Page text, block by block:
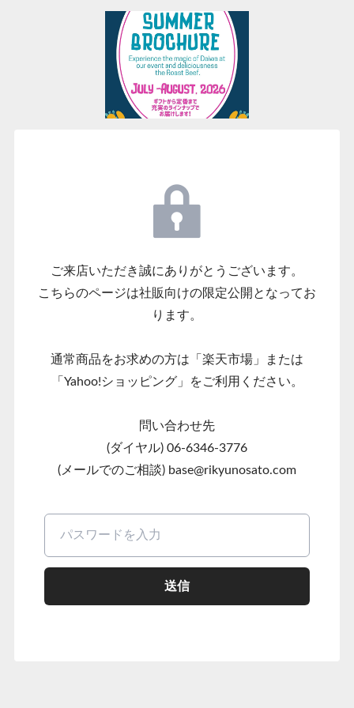
ご来店いただき誠にありがとうございます。
こちらのページは社販向けの限定公開となってお
ります。
通常商品をお求めの方は「楽天市場」または
「Yahoo!ショッピング」をご利用ください。
問い合わせ先
(ダイヤル) 06-6346-3776
(メールでのご相談) base@rikyunosato.com